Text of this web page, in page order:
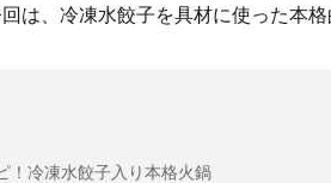
は、冷凍水餃子を具材に使った本
！冷凍水餃子入り本格火鍋